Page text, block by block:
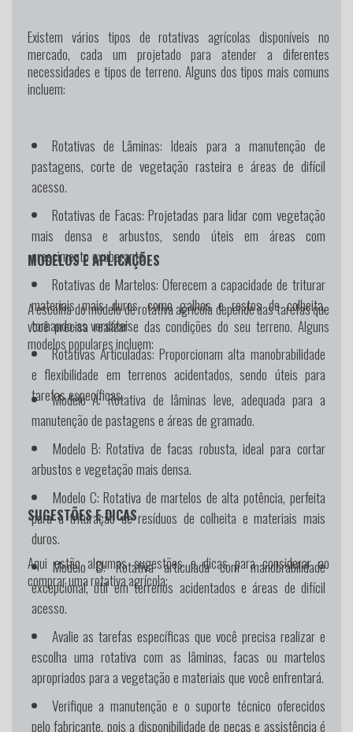
Existem vários tipos de rotativas agrícolas disponíveis no
mercado, cada um projetado para atender a diferentes
necessidades e tipos de terreno. Alguns dos tipos mais comuns
incluem:
Rotativas de Lâminas: Ideais para a manutenção de
pastagens, corte de vegetação rasteira e áreas de difícil
acesso.
Rotativas de Facas: Projetadas para lidar com vegetação
mais densa e arbustos, sendo úteis em áreas com
crescimento exuberante.
Rotativas de Martelos: Oferecem a capacidade de triturar
materiais mais duros, como galhos e restos de colheita,
tornando-as versáteis.
Rotativas Articuladas: Proporcionam alta manobrabilidade
e flexibilidade em terrenos acidentados, sendo úteis para
tarefas específicas.
MODELOS E APLICAÇÕES
A escolha do modelo de rotativa agrícola depende das tarefas que
você precisa realizar e das condições do seu terreno. Alguns
modelos populares incluem:
Modelo A:Rotativa de lâminas leve, adequada para a
manutenção de pastagens e áreas de gramado.
Modelo B: Rotativa de facas robusta, ideal para cortar
arbustos e vegetação mais densa.
Modelo C: Rotativa de martelos de alta potência, perfeita
para a trituração de resíduos de colheita e materiais mais
duros.
Modelo D:Rotativa articulada com manobrabilidade
excepcional, útil em terrenos acidentados e áreas de difícil
acesso.
SUGESTÕES E DICAS
Aqui estão algumas sugestões e dicas para considerar ao
comprar uma rotativa agrícola:
Avalie as tarefas específicas que você precisa realizar e
escolha uma rotativa com as lâminas, facas ou martelos
apropriados para a vegetação e materiais que você enfrentará.
Verifique a manutenção e o suporte técnico oferecidos
pelo fabricante, pois a disponibilidade de peças e assistência é